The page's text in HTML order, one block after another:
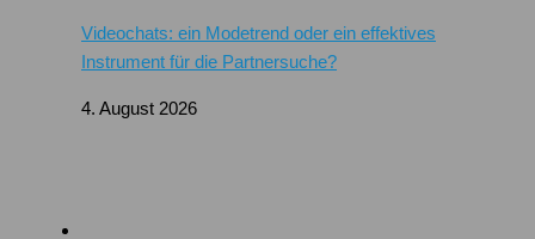
Videochats: ein Modetrend oder ein effektives
Instrument für die Partnersuche?
4. August 2026